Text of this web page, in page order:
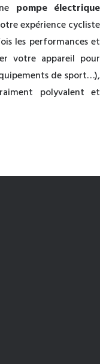
pompe électrique
expérience cycliste
les performances et
votre appareil pour
de sport…),
polyvalent et